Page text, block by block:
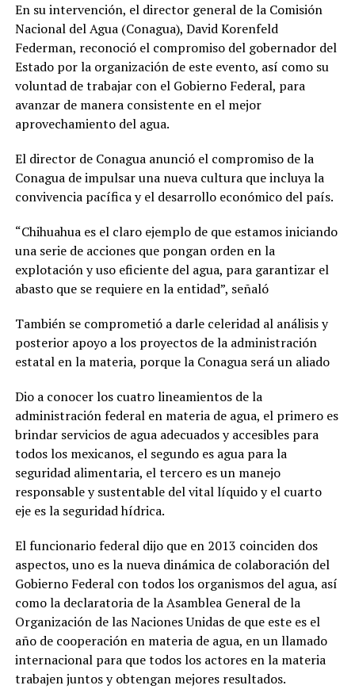
En su intervención, el director general de la Comisión
Nacional del Agua (Conagua), David Korenfeld
Federman, reconoció el compromiso del gobernador del
Estado por la organización de este evento, así como su
voluntad de trabajar con el Gobierno Federal, para
avanzar de manera consistente en el mejor
aprovechamiento del agua.
El director de Conagua anunció el compromiso de la
Conagua de impulsar una nueva cultura que incluya la
convivencia pacífica y el desarrollo económico del país.
“Chihuahua es el claro ejemplo de que estamos iniciando
una serie de acciones que pongan orden en la
explotación y uso eficiente del agua, para garantizar el
abasto que se requiere en la entidad”, señaló
También se comprometió a darle celeridad al análisis y
posterior apoyo a los proyectos de la administración
estatal en la materia, porque la Conagua será un aliado
Dio a conocer los cuatro lineamientos de la
administración federal en materia de agua, el primero es
brindar servicios de agua adecuados y accesibles para
todos los mexicanos, el segundo es agua para la
seguridad alimentaria, el tercero es un manejo
responsable y sustentable del vital líquido y el cuarto
eje es la seguridad hídrica.
El funcionario federal dijo que en 2013 coinciden dos
aspectos, uno es la nueva dinámica de colaboración del
Gobierno Federal con todos los organismos del agua, así
como la declaratoria de la Asamblea General de la
Organización de las Naciones Unidas de que este es el
año de cooperación en materia de agua, en un llamado
internacional para que todos los actores en la materia
trabajen juntos y obtengan mejores resultados.